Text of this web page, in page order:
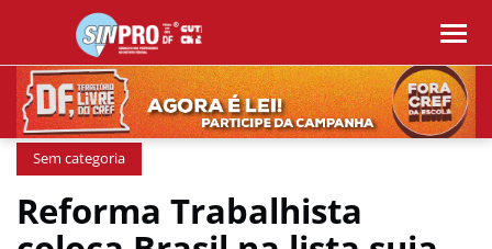
Sem categoria
Reforma Trabalhista